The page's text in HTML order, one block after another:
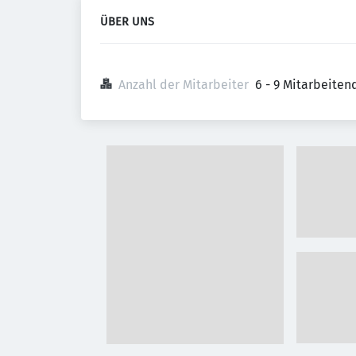
ÜBER UNS
Anzahl der Mitarbeiter 6 - 9